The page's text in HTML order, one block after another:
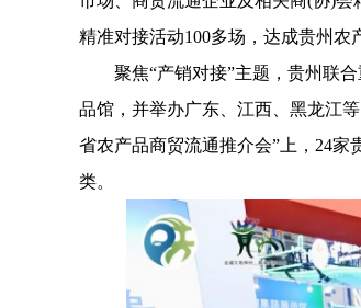
精准对接活动100多场，达成贵州农
聚焦“产销对接”主题，贵州联合
品馆，并举办广东、江西、黑龙江
省农产品商贸流通推介会”上，24
类。